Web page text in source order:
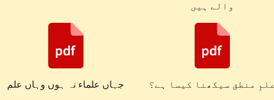
والے ہیں
جہاں علماء نہ ہوں وہاں علم علمِ منطق سیکھنا کیسا ہے؟